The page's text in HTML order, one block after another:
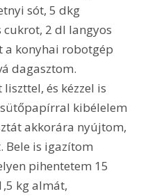
sót, 5 dkg
2 dl langyos
a konyhai robotgép
dagasztom.
és kézzel is
kibélelem
akkorára nyújtom,
Bele is igazítom
pihentetem 15
kg almát,